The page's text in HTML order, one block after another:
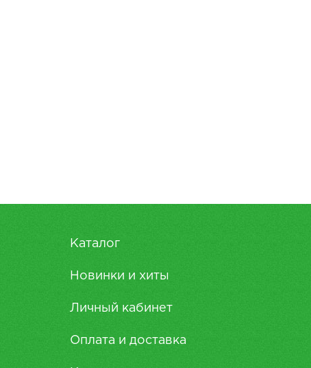
Каталог
Новинки и хиты
Личный кабинет
Оплата и доставка